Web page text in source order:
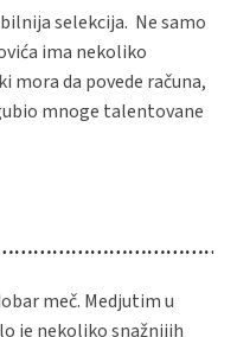
selekcija. Ne samo
ima nekoliko
mora da povede računa,
mnoge talentovane
meč. Medjutim u
je nekoliko snažnijih